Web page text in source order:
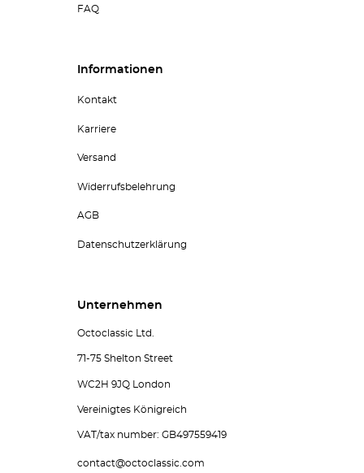
FAQ
Informationen
Kontakt
Karriere
Versand
Widerrufsbelehrung
AGB
Datenschutzerklärung
Unternehmen
Octoclassic Ltd.
71-75 Shelton Street
WC2H 9JQ London
Vereinigtes Königreich
VAT/tax number: GB497559419
contact@octoclassic.com